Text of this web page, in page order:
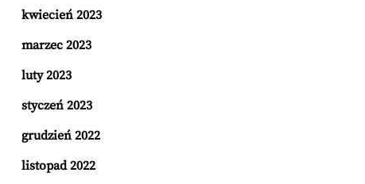
kwiecień 2023
marzec 2023
luty 2023
styczeń 2023
grudzień 2022
listopad 2022